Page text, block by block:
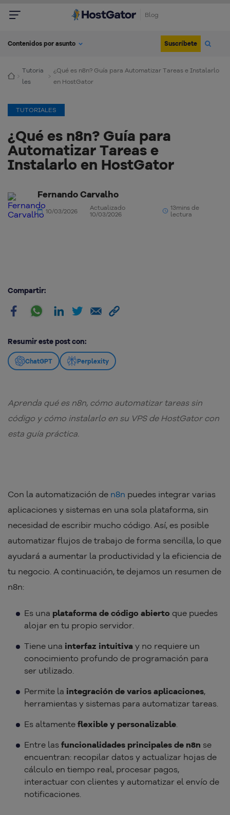
Blog
Contenidos por asunto Suscríbete
Tutoria
les
¿Qué es n8n? Guía para Automatizar Tareas e Instalarlo
en HostGator
TUTORIALES
¿Qué es n8n? Guía para
Automatizar Tareas e
Instalarlo en HostGator
Fernando Carvalho
10/03/2026
Actualizado
10/03/2026
13mins de
lectura
Compartir:
Resumir este post con:
ChatGPT Perplexity
Aprenda qué es n8n, cómo automatizar tareas sin
código y cómo instalarlo en su VPS de HostGator con
esta guía práctica.
Con la automatización de n8n puedes integrar varias
aplicaciones y sistemas en una sola plataforma, sin
necesidad de escribir mucho código. Así, es posible
automatizar flujos de trabajo de forma sencilla, lo que
ayudará a aumentar la productividad y la eficiencia de
tu negocio. A continuación, te dejamos un resumen de
n8n:
Es una plataforma de código abierto que puedes
alojar en tu propio servidor.
Tiene una interfaz intuitiva y no requiere un
conocimiento profundo de programación para
ser utilizado.
Permite la integración de varios aplicaciones,
herramientas y sistemas para automatizar tareas.
Es altamente flexible y personalizable.
Entre las funcionalidades principales de n8n se
encuentran: recopilar datos y actualizar hojas de
cálculo en tiempo real, procesar pagos,
interactuar con clientes y automatizar el envío de
notificaciones.